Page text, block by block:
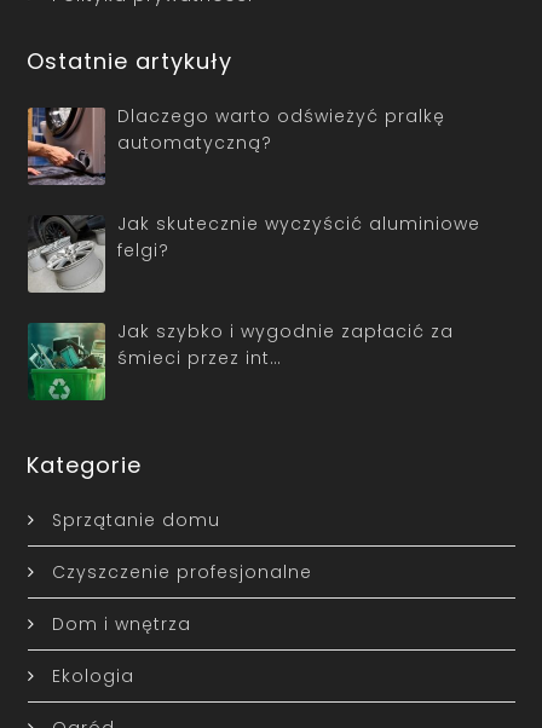
Ostatnie artykuły
Dlaczego warto odświeżyć pralkę
automatyczną?
Jak skutecznie wyczyścić aluminiowe
felgi?
Jak szybko i wygodnie zapłacić za
śmieci przez int…
Kategorie
Sprzątanie domu
Czyszczenie profesjonalne
Dom i wnętrza
Ekologia